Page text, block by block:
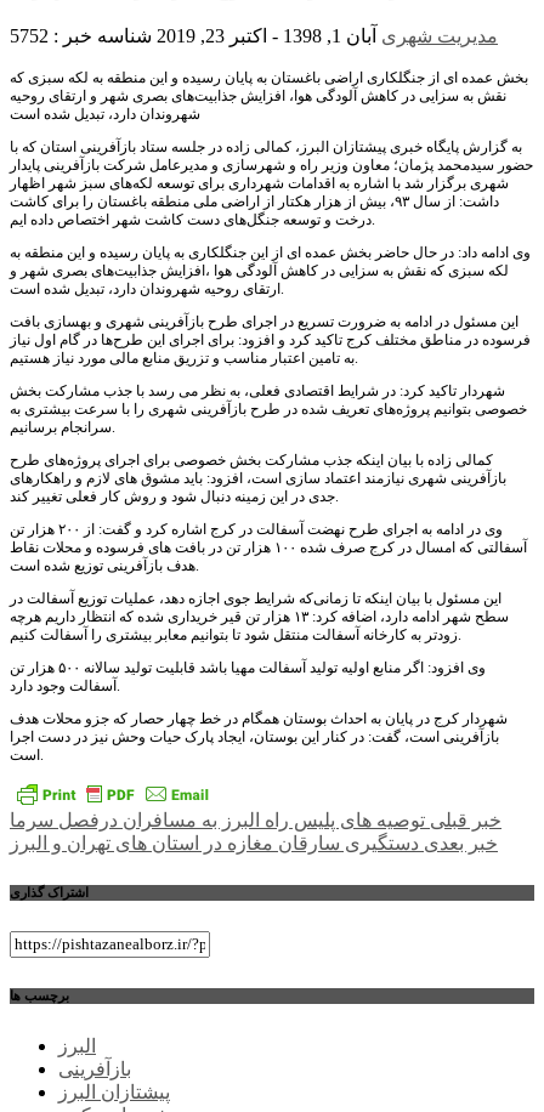
مدیریت شهری آبان 1, 1398 - اکتبر 23, 2019 شناسه خبر : 5752
بخش عمده ای از جنگلکاری اراضی باغستان به پایان رسیده و این منطقه به لکه سبزی که
نقش به سزایی در کاهش آلودگی هوا، افزایش جذابیت‌های بصری شهر و ارتقای روحیه
شهروندان دارد، تبدیل شده است
به گزارش پایگاه خبری پیشتازان البرز، کمالی زاده در جلسه ستاد بازآفرینی استان که با
حضور سیدمحمد پژمان؛ معاون وزیر راه و شهرسازی و مدیرعامل شرکت بازآفرینی پایدار
شهری برگزار شد با اشاره به اقدامات شهرداری برای توسعه لکه‌های سبز شهر اظهار
داشت: از سال ۹۳، بیش از هزار هکتار از اراضی ملی منطقه باغستان را برای کاشت
درخت و توسعه جنگل‌های دست کاشت شهر اختصاص داده ایم.
وی ادامه داد: در حال حاضر بخش عمده ای از این جنگلکاری به پایان رسیده و این منطقه به
لکه سبزی که نقش به سزایی در کاهش آلودگی هوا ،افزایش جذابیت‌های بصری شهر و
ارتقای روحیه شهروندان دارد، تبدیل شده است.
این مسئول در ادامه به ضرورت تسریع در اجرای طرح بازآفرینی شهری و بهسازی بافت
فرسوده در مناطق مختلف کرج تاکید کرد و افزود: برای اجرای این طرح‌ها در گام اول نیاز
به تامین اعتبار مناسب و تزریق منابع مالی مورد نیاز هستیم.
شهردار تاکید کرد: در شرایط اقتصادی فعلی، به نظر می رسد با جذب مشارکت بخش
خصوصی بتوانیم پروژه‌های تعریف شده در طرح بازآفرینی شهری را با سرعت بیشتری به
سرانجام برسانیم.
کمالی زاده با بیان اینکه جذب مشارکت بخش خصوصی برای اجرای پروژه‌های طرح
بازآفرینی شهری نیازمند اعتماد سازی است، افزود: باید مشوق های لازم و راهکارهای
جدی در این زمینه دنبال شود و روش کار فعلی تغییر کند.
وی در ادامه به اجرای طرح نهضت آسفالت در کرج اشاره کرد و گفت: از ۲۰۰ هزار تن
آسفالتی که امسال در کرج صرف شده ۱۰۰ هزار تن در بافت های فرسوده و محلات نقاط
هدف بازآفرینی توزیع شده است.
این مسئول با بیان اینکه تا زمانی‌که شرایط جوی اجازه دهد، عملیات توزیع آسفالت در
سطح شهر ادامه دارد، اضافه کرد: ۱۳ هزار تن قیر خریداری شده که انتظار داریم هرچه
زودتر به کارخانه آسفالت منتقل شود تا بتوانیم معابر بیشتری را آسفالت کنیم.
وی افزود: اگر منابع اولیه تولید آسفالت مهیا باشد قابلیت تولید سالانه ۵۰۰ هزار تن
آسفالت وجود دارد.
شهردار کرج در پایان به احداث بوستان همگام در خط چهار حصار که جزو محلات هدف
بازآفرینی است، گفت: در کنار این بوستان، ایجاد پارک حیات وحش نیز در دست اجرا
است.
راهبری
نوشته
خبر قبلی توصیه های پلیس راه البرز به مسافران درفصل سرما
خبر بعدی دستگیری سارقان مغازه در استان های تهران و البرز
اشتراک گذاری
برچسب ها
البرز
بازآفرینی
پیشتازان البرز